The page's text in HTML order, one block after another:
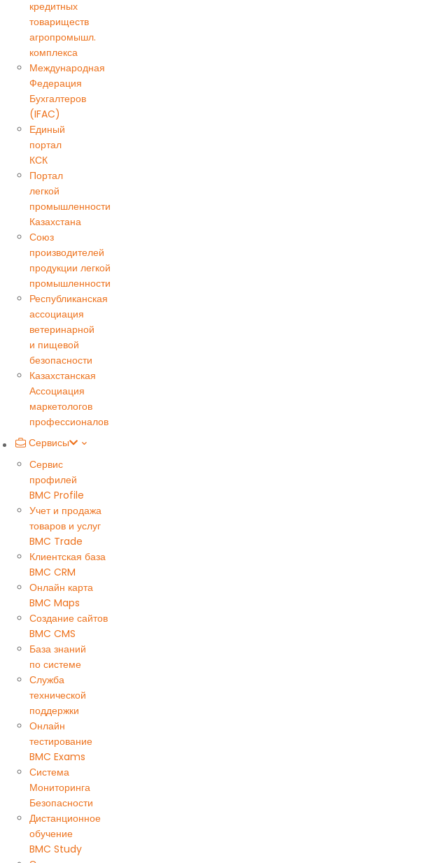
кредитных
товариществ
агропромышл.
комплекса
Международная
Федерация
Бухгалтеров
(IFAC)
Единый
портал
КСК
Портал
легкой
промышленности
Казахстана
Союз
производителей
продукции легкой
промышленности
Республиканская
ассоциация
ветеринарной
и пищевой
безопасности
Казахстанская
Ассоциация
маркетологов
профессионалов
Сервисы
Сервис
профилей
BMC Profile
Учет и продажа
товаров и услуг
BMC Trade
Клиентская база
BMC CRM
Онлайн карта
BMC Maps
Создание сайтов
BMC CMS
База знаний
по системе
Служба
технической
поддержки
Онлайн
тестирование
BMC Exams
Система
Мониторинга
Безопасности
Дистанционное
обучение
BMC Study